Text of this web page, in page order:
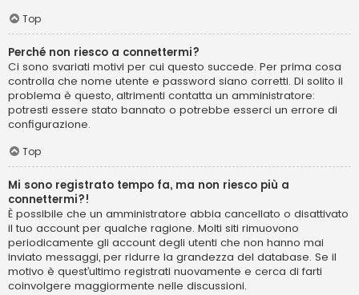
Top
Perché non riesco a connettermi?
Ci sono svariati motivi per cui questo succede. Per prima cosa
controlla che nome utente e password siano corretti. Di solito il
problema è questo, altrimenti contatta un amministratore:
potresti essere stato bannato o potrebbe esserci un errore di
configurazione.
Top
Mi sono registrato tempo fa, ma non riesco più a
connettermi?!
È possibile che un amministratore abbia cancellato o disattivato
il tuo account per qualche ragione. Molti siti rimuovono
periodicamente gli account degli utenti che non hanno mai
inviato messaggi, per ridurre la grandezza del database. Se il
motivo è quest’ultimo registrati nuovamente e cerca di farti
coinvolgere maggiormente nelle discussioni.